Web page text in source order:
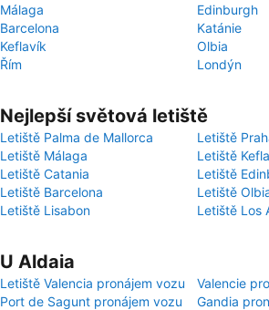
Málaga
Edinburgh
Barcelona
Katánie
Keflavík
Olbia
Řím
Londýn
Nejlepší světová letiště
Letiště Palma de Mallorca
Letiště
Letiště Málaga
Letiště
Letiště Catania
Letiště
Letiště Barcelona
Letiště
Letiště Lisabon
Letiště Los
U Aldaia
Letiště Valencia pronájem vozu
Valencie
Port de Sagunt pronájem vozu
Gandia